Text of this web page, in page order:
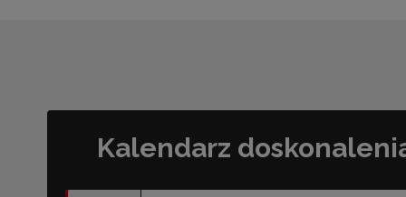
Kalendarz